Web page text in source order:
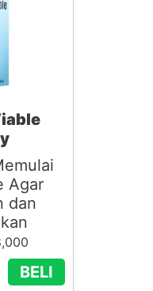
Agar
dan
BELI